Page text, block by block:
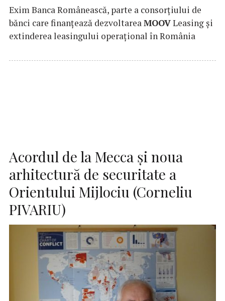
Exim Banca Românească, parte a consorțiului de
bănci care finanțează dezvoltareaMOOVLeasing și
extinderea leasingului operațional în România
Acordul de la Mecca și noua
arhitectură de securitate a
Orientului Mijlociu (Corneliu
PIVARIU)